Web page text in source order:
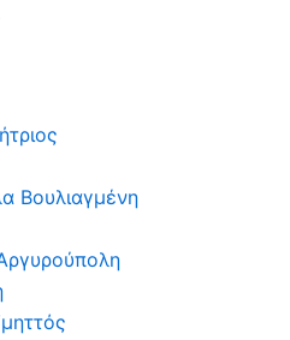
Βουλιαγμένη